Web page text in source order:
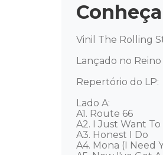
Vinil The Rolling
Lançado no
Repertório do LP:
Lado A:
A1. Route 66
A2. I Just Want
A3. Honest I Do
A4. Mona (I Need